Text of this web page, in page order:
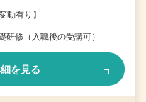
動有り】
研修（入職後の受講可）
を見る